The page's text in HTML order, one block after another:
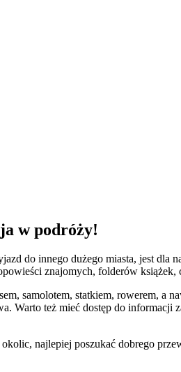
w podróży!
do innego dużego miasta, jest dla
znajomych, folderów
samolotem, statkiem, rowerem, a
też mieć dostęp do informacji
najlepiej poszukać dobrego